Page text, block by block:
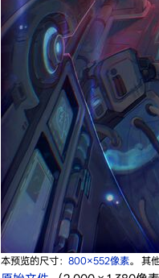
本预览的尺寸： 800×552像素。 其